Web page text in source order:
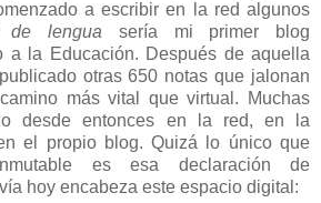
a escribir en la red algunos
de lengua sería mi primer blog
a la Educación. Después de aquella
otras 650 notas que jalonan
más vital que virtual. Muchas
desde entonces en la red, en la
el propio blog. Quizá lo único que
es esa declaración de
hoy encabeza este espacio digital: